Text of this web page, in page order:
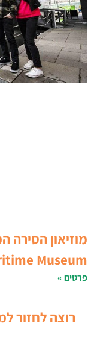
Museum)
פרטים »
רוצה לחזור